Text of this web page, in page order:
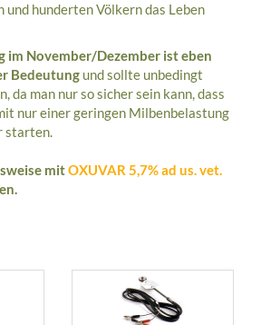
und hunderten Völkern das Leben
im November/Dezember ist eben
Bedeutung und sollte unbedingt
da man nur so sicher sein kann, dass
nur einer geringen Milbenbelastung
starten.
mitOXUVAR 5,7% ad us. vet.